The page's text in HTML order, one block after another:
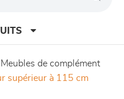
meubles de complément
supérieur à 115 cm